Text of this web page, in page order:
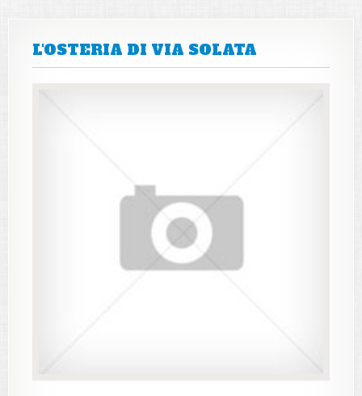
L'OSTERIA DI VIA SOLATA